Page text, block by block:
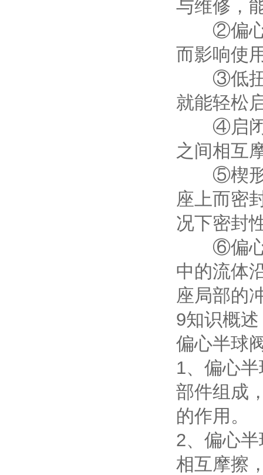
与维修，
②偏心半
而影响使
③低扭矩
就能轻松
④启闭无
之间相互
⑤楔形密
座上而密
况下密封
⑥偏
中的流体
座局部的
9知识概述
偏心半球
1、偏心
部件组成
的作用。
2、偏心
相互摩擦